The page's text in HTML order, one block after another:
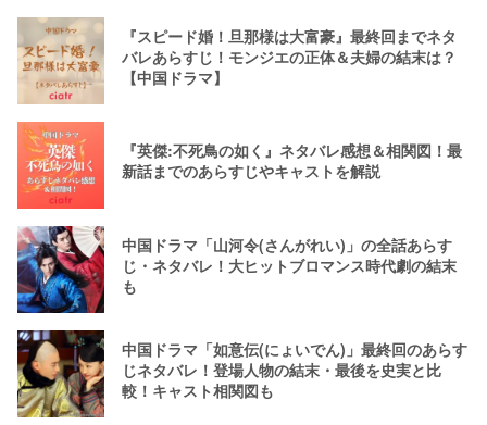
『スピード婚！旦那様は大富豪』最終回までネタ
バレあらすじ！モンジエの正体＆夫婦の結末は？
【中国ドラマ】
『英傑:不死鳥の如く』ネタバレ感想＆相関図！最
新話までのあらすじやキャストを解説
中国ドラマ「山河令(さんがれい)」の全話あらす
じ・ネタバレ！大ヒットブロマンス時代劇の結末
も
中国ドラマ「如意伝(にょいでん)」最終回のあらす
じネタバレ！登場人物の結末・最後を史実と比
較！キャスト相関図も